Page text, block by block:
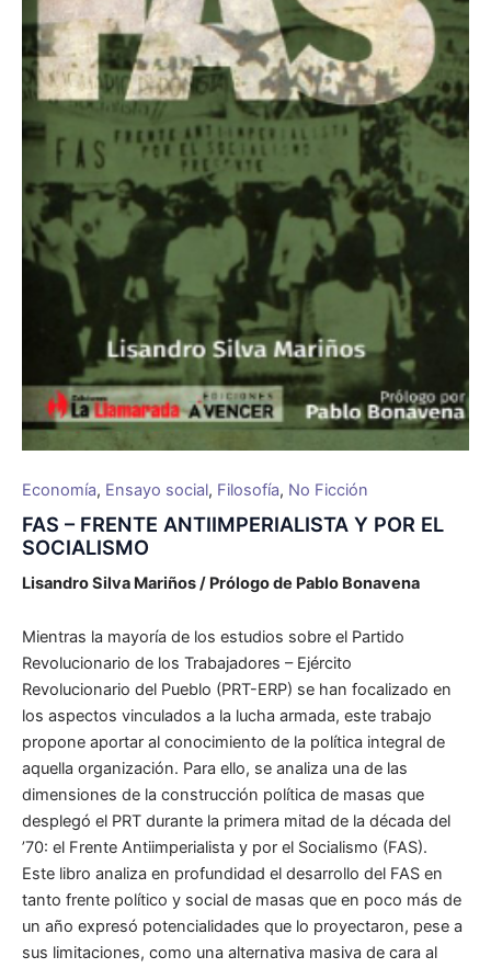
Economía, Ensayo social, Filosofía, No Ficción
FAS – FRENTE ANTIIMPERIALISTA Y POR EL
SOCIALISMO
Lisandro Silva Mariños / Prólogo de Pablo Bonavena
Mientras la mayoría de los estudios sobre el Partido
Revolucionario de los Trabajadores – Ejército
Revolucionario del Pueblo (PRT-ERP) se han focalizado en
los aspectos vinculados a la lucha armada, este trabajo
propone aportar al conocimiento de la política integral de
aquella organización. Para ello, se analiza una de las
dimensiones de la construcción política de masas que
desplegó el PRT durante la primera mitad de la década del
’70: el Frente Antiimperialista y por el Socialismo (FAS).
Este libro analiza en profundidad el desarrollo del FAS en
tanto frente político y social de masas que en poco más de
un año expresó potencialidades que lo proyectaron, pese a
sus limitaciones, como una alternativa masiva de cara al